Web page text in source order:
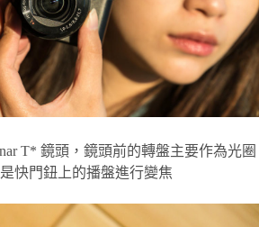
T* 鏡頭，鏡頭前的轉盤主要作為光圈
快門鈕上的播盤進行變焦